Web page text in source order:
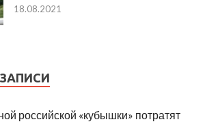
18.08.2021
российской «кубышки» потратят